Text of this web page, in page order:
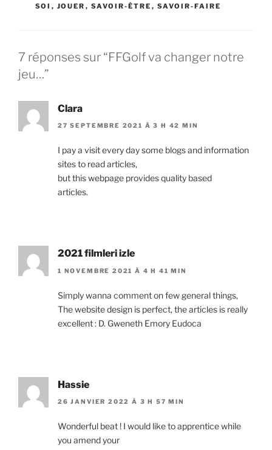
SOI , JOUER , SAVOIR-ÊTRE , SAVOIR-FAIRE
7 réponses sur “FFGolf va changer notre
jeu…”
Clara
27 SEPTEMBRE 2021 À 3 H 42 MIN
I pay a visit every day some blogs and information
sites to read articles,
but this webpage provides quality based
articles.
2021 filmleri izle
1 NOVEMBRE 2021 À 4 H 41 MIN
Simply wanna comment on few general things,
The website design is perfect, the articles is really
excellent : D. Gweneth Emory Eudoca
Hassie
26 JANVIER 2022 À 3 H 57 MIN
Wonderful beat ! I would like to apprentice while
you amend your